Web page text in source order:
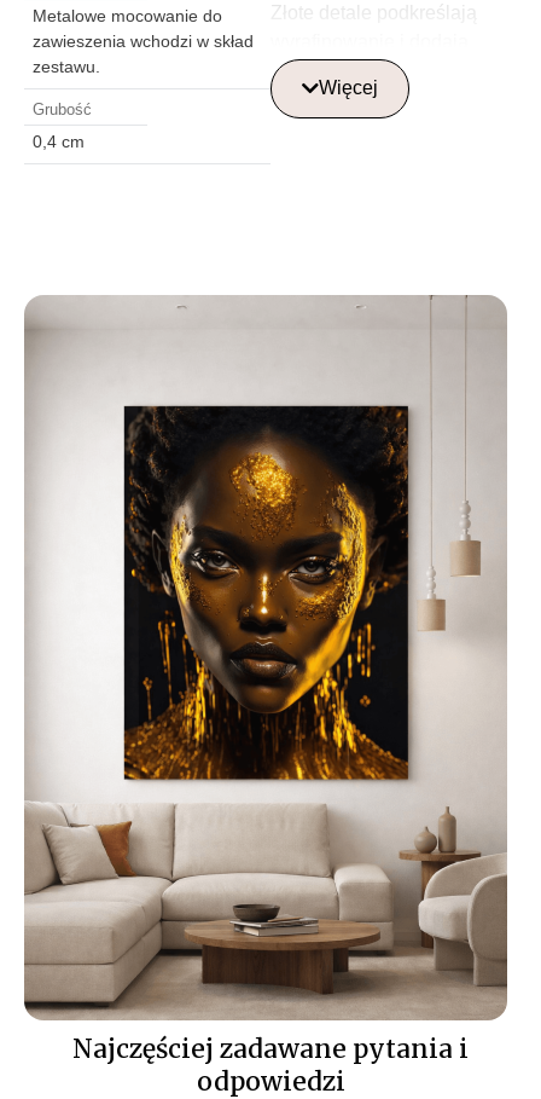
Złote detale podkreślają
obrazowi elegancji, a
głębokie odcienie błękitu i
pod znakiem Lwa lub dla
Gdzie najlepiej
umieścić szklaną
obraz?
Szklane obrazy najlepiej
umieścić w centralnym
punkcie pomieszczenia,
takim jak salon, jadalnia lub
biuro, aby pełniły rolę nie
tylko dekoracyjną, ale także
artystyczną. Nowoczesne
obrazy na szkle do
salonu będą interesującym
akcentem na jednej ze
ścian, a obrazy szklane do
kuchni doskonale
komponują się nad blatem
lub w pobliżu stołu,
wprowadzając do wnętrza
elegancję i styl.
Łatwy i niezawodny
montażobrazów
szklanych
Więcej
Metalowe mocowanie do
zawieszenia wchodzi w skład
zestawu.
Grubość
0,4 cm
Najczęściej zadawane pytania i
odpowiedzi